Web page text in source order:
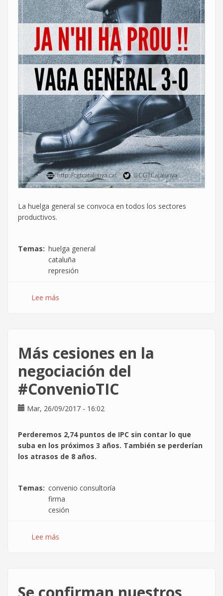
La huelga general se convoca en todos los sectores
productivos.
Temas
huelga general
cataluña
represión
Lee más
convoca
huelga
general
Más cesiones en la
negociación del
#ConvenioTIC
Mar, 26/09/2017 - 16:02
Perderemos 2,74 puntos de IPC sin contar lo que
suba en los próximos 3 años. También se perderían
los atrasos de 8 años.
Temas
convenio consultoría
firma
cesión
Lee más
negociación